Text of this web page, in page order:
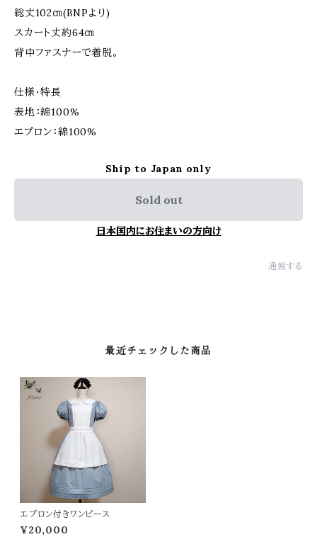
総丈102㎝(BNPより)
スカート丈約64㎝
背中ファスナーで着脱。
仕様・特長
表地：綿100%
エプロン：綿100%
Ship to Japan only
Sold out
日本国内にお住まいの方向け
通報する
最近チェックした商品
エプロン付きワンピース
¥20,000